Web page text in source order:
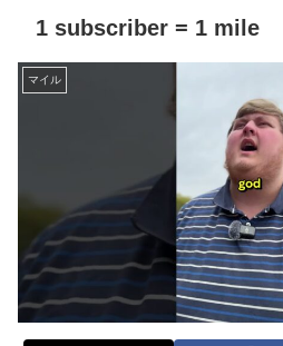
1 subscriber = 1 mile
マイル